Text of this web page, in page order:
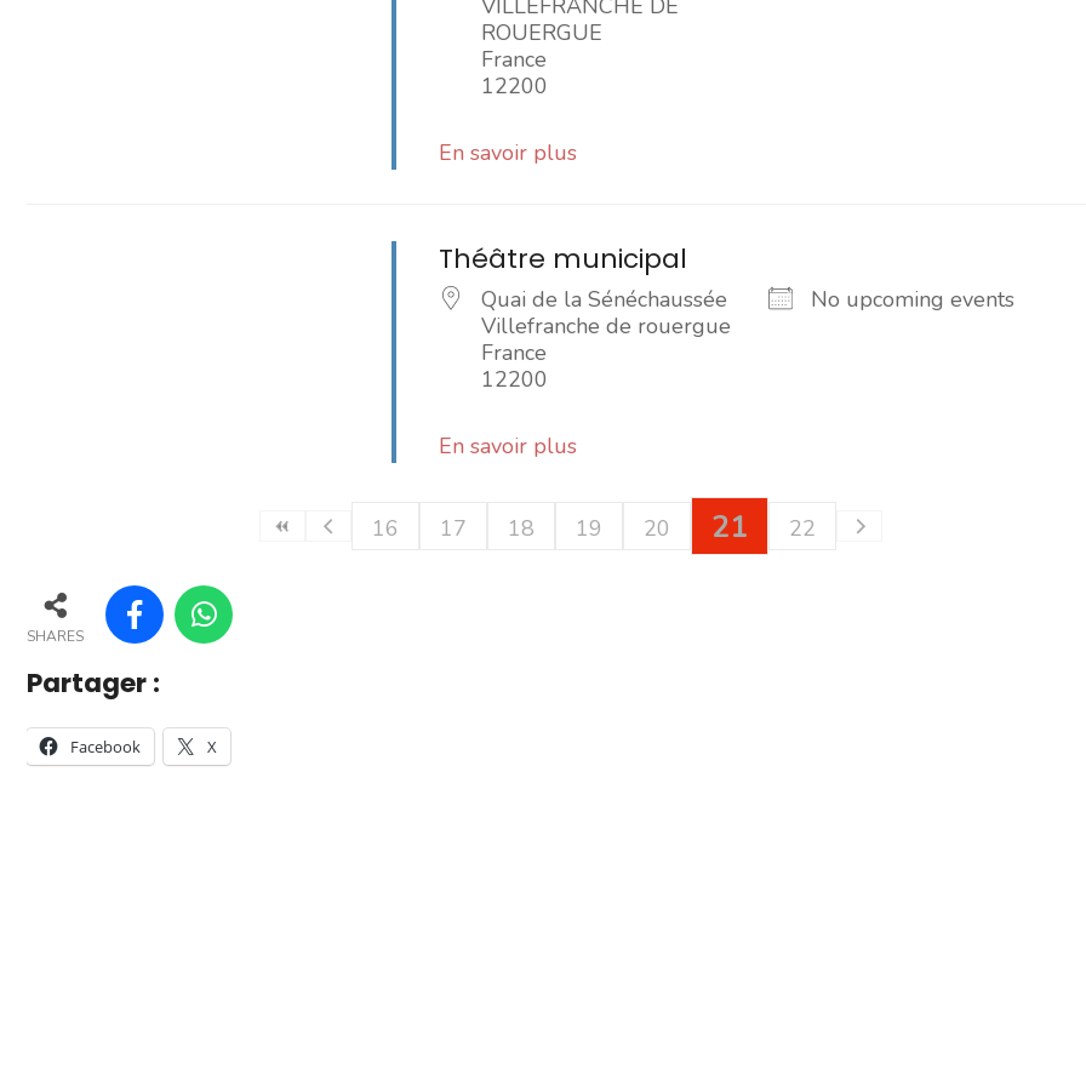
VILLEFRANCHE DE
ROUERGUE
France
12200
En savoir plus
Théâtre municipal
Quai de la Sénéchaussée
Villefranche de rouergue
France
12200
No upcoming events
En savoir plus
16 17 18 19 20 21 22
SHARES
Partager :
Facebook X